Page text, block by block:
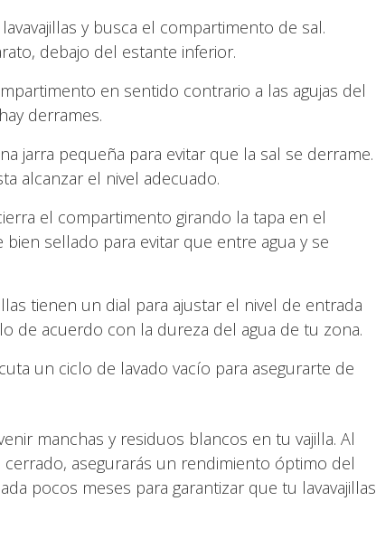
y busca el compartimento de sal.
debajo del estante inferior.
en sentido contrario a las agujas del
derrames.
jarra pequeña para evitar que la sal se derrame.
alcanzar el nivel adecuado.
el compartimento girando la tapa en el
sellado para evitar que entre agua y se
tienen un dial para ajustar el nivel de entrada
de acuerdo con la dureza del agua de tu zona.
un ciclo de lavado vacío para asegurarte de
manchas y residuos blancos en tu vajilla. Al
asegurarás un rendimiento óptimo del
pocos meses para garantizar que tu lavavajillas